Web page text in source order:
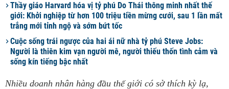
Thầy giáo Harvard hóa vị tỷ phú Do Thái thông minh nhất thế
giới: Khởi nghiệp từ hơn 100 triệu tiền mừng cưới, sau 1 lần mất
trắng mới tỉnh ngộ và sớm bứt tốc
Cuộc sống trái ngược của hai ái nữ nhà tỷ phú Steve Jobs:
Người là thiên kim vạn người mê, người thiếu thốn tình cảm và
sống kín tiếng bậc nhất
Nhiều doanh nhân hàng đầu thế giới có sở thích kỳ lạ,